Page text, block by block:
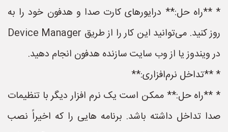
* **راه حل:** درایورهای کارت صدا و هدفون خود را به
روز کنید. می‌توانید این کار را از طریق Device Manager
در ویندوز یا از وب سایت سازنده هدفون انجام دهید.
* **تداخل نرم‌افزاری:**
* **راه حل:** ممکن است یک نرم افزار دیگر با تنظیمات
صدا تداخل داشته باشد. برنامه هایی را که اخیراً نصب